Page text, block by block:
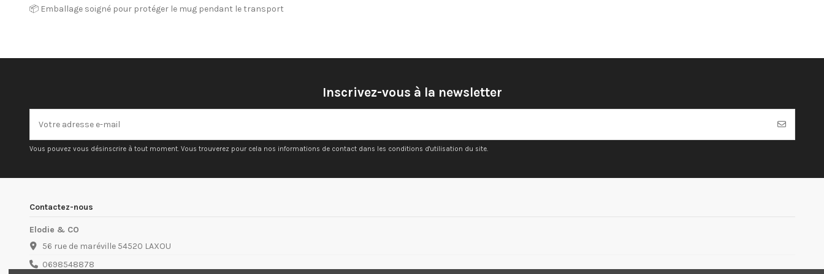
📦 Emballage soigné pour protéger le mug pendant le transport
Inscrivez-vous à la newsletter
Vous pouvez vous désinscrire à tout moment. Vous trouverez pour cela nos informations de contact dans les conditions d'utilisation du site.
Contactez-nous
Elodie & CO
56 rue de maréville 54520 LAXOU
0698548878